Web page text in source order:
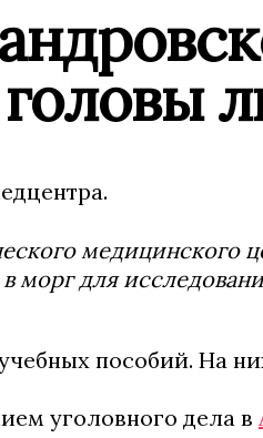
медицинского
морг для
пособий. На
уголовного дела в